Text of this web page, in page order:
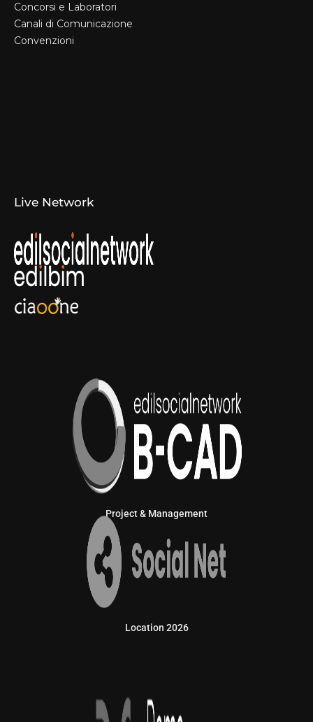
Concorsi e Laboratori
Canali di Comunicazione
Convenzioni
Live Network
Project & Management
Location 2026